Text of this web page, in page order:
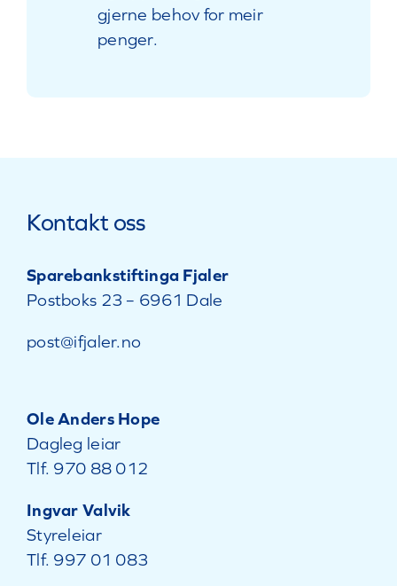
gjerne behov for meir
penger.
Kontakt oss
Sparebankstiftinga Fjaler
Postboks 23 – 6961 Dale
post@ifjaler.no
Ole Anders Hope
Dagleg leiar
Tlf. 970 88 012
Ingvar Valvik
Styreleiar
Tlf. 997 01 083